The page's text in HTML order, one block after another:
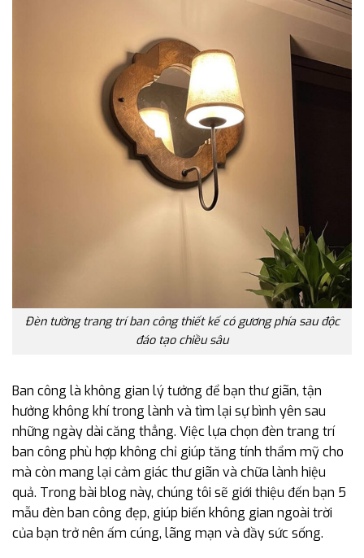
Đèn tường trang trí ban công thiết kế có gương phía sau độc
đáo tạo chiều sâu
Ban công là không gian lý tưởng để bạn thư giãn, tận
hưởng không khí trong lành và tìm lại sự bình yên sau
những ngày dài căng thẳng. Việc lựa chọn đèn trang trí
ban công phù hợp không chỉ giúp tăng tính thẩm mỹ cho
mà còn mang lại cảm giác thư giãn và chữa lành hiệu
quả. Trong bài blog này, chúng tôi sẽ giới thiệu đến bạn 5
mẫu đèn ban công đẹp, giúp biến không gian ngoài trời
của bạn trở nên ấm cúng, lãng mạn và đầy sức sống.